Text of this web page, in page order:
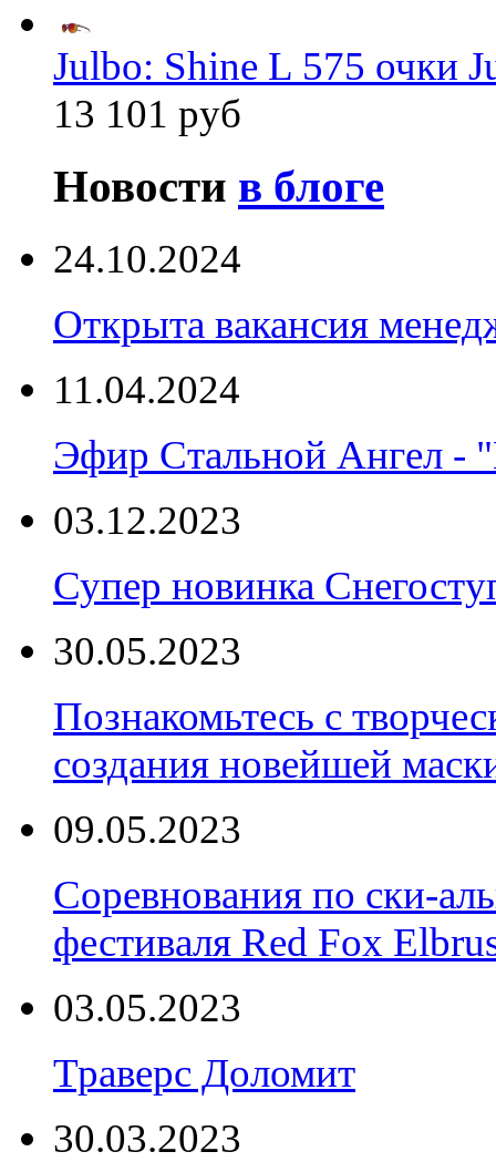
Julbo: Shine L 575 очки
13 101 руб
Новости в блоге
24.10.2024
Открыта вакансия
11.04.2024
Эфир Стальной Ангел -
03.12.2023
Супер новинка
30.05.2023
Познакомьтесь с
создания новейшей
09.05.2023
Соревнования по ски-
фестиваля Red Fox
03.05.2023
Траверс Доломит
30.03.2023